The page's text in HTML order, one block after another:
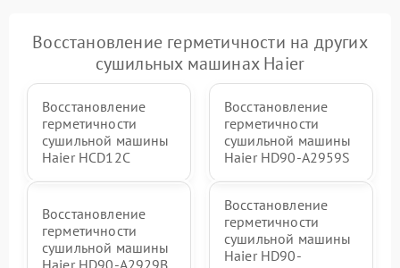
Восстановление герметичности на других
сушильных машинах Haier
Восстановление
герметичности
сушильной машины
Haier HCD12C
Восстановление
герметичности
сушильной машины
Haier HD90-A2959S
Восстановление
герметичности
сушильной машины
Haier HD90-A2929B
Восстановление
герметичности
сушильной машины
Haier HD90-